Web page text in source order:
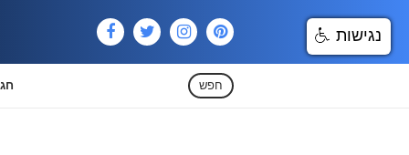
חפש
נגישות